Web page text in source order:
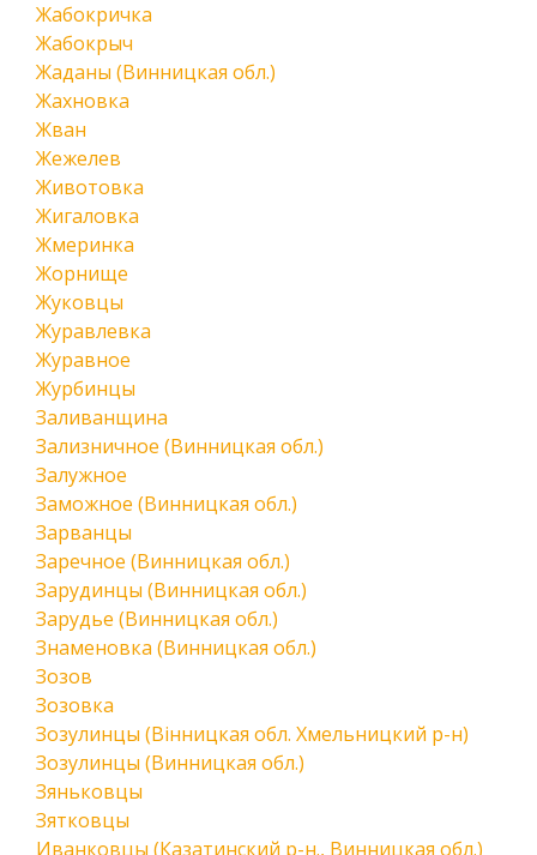
Жабокричка
Жабокрыч
Жаданы (Винницкая обл.)
Жахновка
Жван
Жежелев
Животовка
Жигаловка
Жмеринка
Жорнище
Жуковцы
Журавлевка
Журавное
Журбинцы
Заливанщина
Зализничное (Винницкая обл.)
Залужное
Заможное (Винницкая обл.)
Зарванцы
Заречное (Винницкая обл.)
Зарудинцы (Винницкая обл.)
Зарудье (Винницкая обл.)
Знаменовка (Винницкая обл.)
Зозов
Зозовка
Зозулинцы (Вінницкая обл. Хмельницкий р-н)
Зозулинцы (Винницкая обл.)
Зяньковцы
Зятковцы
Иванковцы (Казатинский р-н., Винницкая обл.)